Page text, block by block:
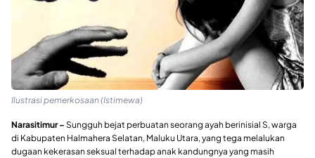
Ilustrasi pemerkosaan (Istimewa)
Narasitimur – Sungguh bejat perbuatan seorang ayah berinisial S, warga
di Kabupaten Halmahera Selatan, Maluku Utara, yang tega melalukan
dugaan kekerasan seksual terhadap anak kandungnya yang masih